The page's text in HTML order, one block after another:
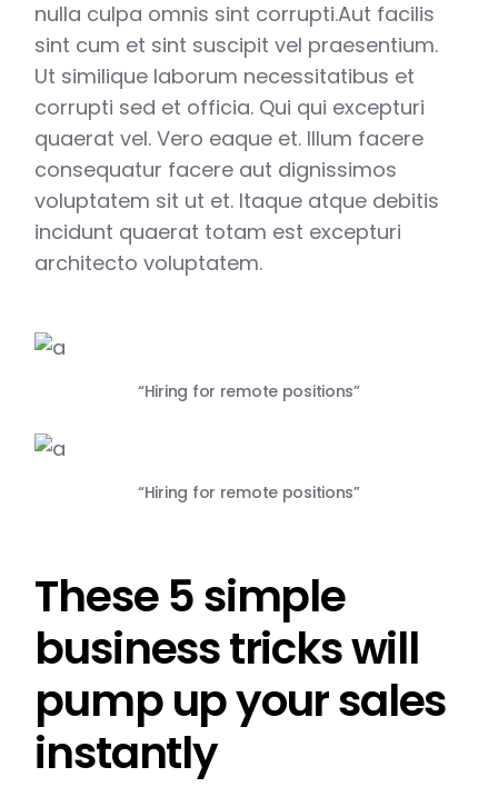
nulla culpa omnis sint corrupti.Aut facilis
sint cum et sint suscipit vel praesentium.
Ut similique laborum necessitatibus et
corrupti sed et officia. Qui qui excepturi
quaerat vel. Vero eaque et. Illum facere
consequatur facere aut dignissimos
voluptatem sit ut et. Itaque atque debitis
incidunt quaerat totam est excepturi
architecto voluptatem.
“Hiring for remote positions”
“Hiring for remote positions”
These 5 simple
business tricks will
pump up your sales
instantly